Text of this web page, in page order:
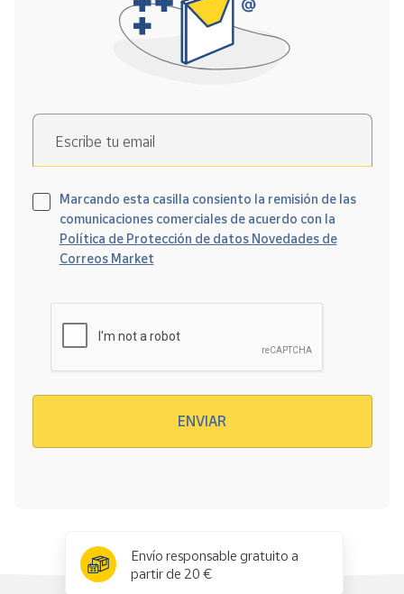
Escribe tu email
Marcando esta casilla consiento la remisión de las
comunicaciones comerciales de acuerdo con la
Política de Protección de datos Novedades de
Correos Market
ENVIAR
Envío responsable gratuito a
partir de 20 €